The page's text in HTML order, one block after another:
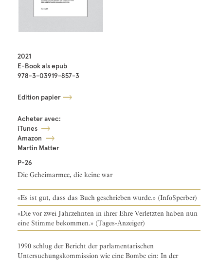
2021
E-Book als epub
978-3-03919-857-3
Edition papier
Acheter avec:
iTunes
Amazon
Martin Matter
P-26
Die Geheimarmee, die keine war
«Es ist gut, dass das Buch geschrieben wurde.» (InfoSperber)
«Die vor zwei Jahrzehnten in ihrer Ehre Verletzten haben nun
eine Stimme bekommen.» (Tages-Anzeiger)
1990 schlug der Bericht der parlamentarischen
Untersuchungskommission wie eine Bombe ein: In der